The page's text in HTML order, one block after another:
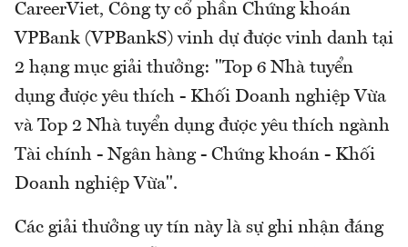
CareerViet, Công ty cổ phần Chứng khoán
VPBank (VPBankS) vinh dự được vinh danh tại
2 hạng mục giải thưởng: "Top 6 Nhà tuyển
dụng được yêu thích - Khối Doanh nghiệp Vừa
và Top 2 Nhà tuyển dụng được yêu thích ngành
Tài chính - Ngân hàng - Chứng khoán - Khối
Doanh nghiệp Vừa".
Các giải thưởng uy tín này là sự ghi nhận đáng